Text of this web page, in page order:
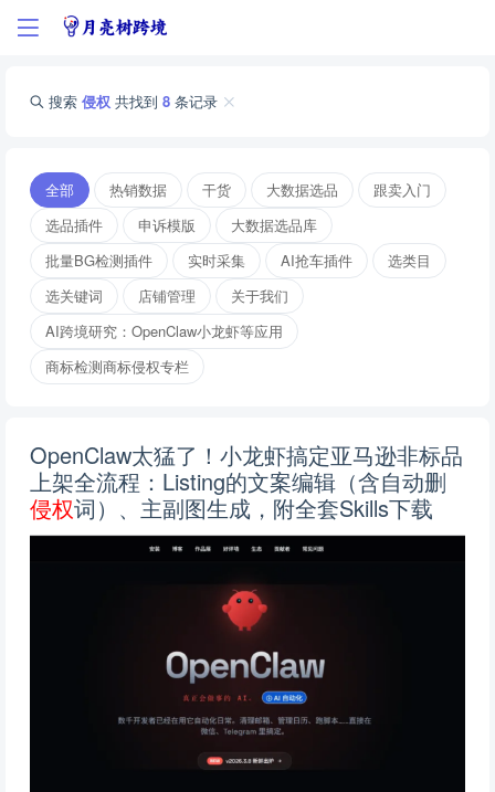
搜索 侵权 共找到 8 条记录
全部 热销数据 干货 大数据选品
跟卖入门
选品插件
申诉模版
大数据选品库
批量BG检测插件
实时采集 AI抢车插件
选类目
选关键词
店铺管理
关于我们
AI跨境研究：OpenClaw小龙虾等应用
商标检测商标侵权专栏
OpenClaw太猛了！小龙虾搞定亚马逊非标品
上架全流程：Listing的文案编辑（含自动删
侵权词）、主副图生成，附全套Skills下载